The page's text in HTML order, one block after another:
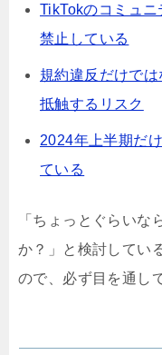
TikTokのコミュ
禁止している
規約違反だけで
抵触するリスク
2024年上半期だ
ている
「ちょっとぐらいな
か？」と検討してい
ので、必ず目を通し